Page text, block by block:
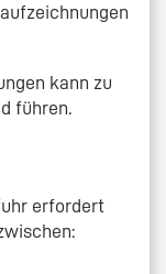
kann zu
führen.
erfordert